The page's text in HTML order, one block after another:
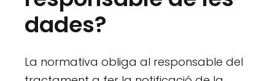
dades?
La normativa obliga al responsable del